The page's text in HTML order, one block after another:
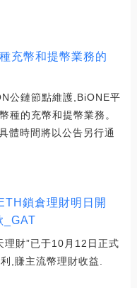
充幣和提幣業務的
公鏈節點維護,BiONE平
種的充幣和提幣業務。
體時間將以公告另行通
鎖倉理財明日開
_GAT
財”已于10月12日正式
,賺主流幣理財收益.